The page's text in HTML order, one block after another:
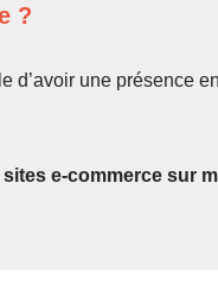
?
d’avoir une présence
e-commerce sur